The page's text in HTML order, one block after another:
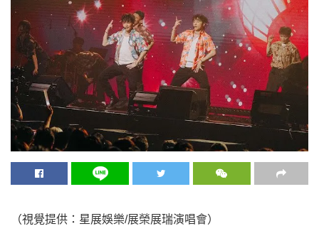
（視覺提供：星展娛樂/展榮展瑞演唱會）